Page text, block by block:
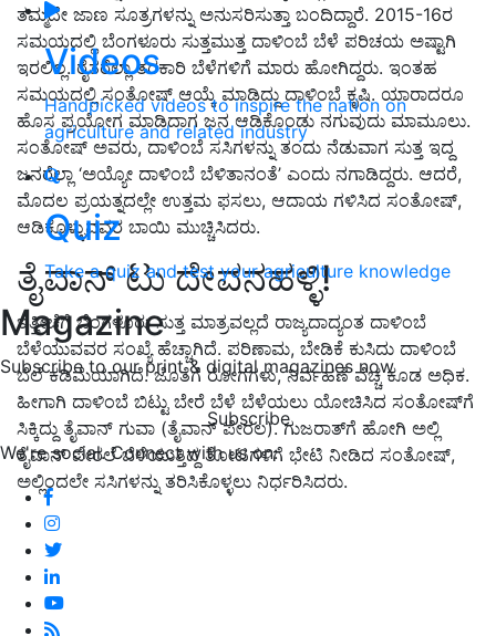
Videos
Handpicked videos to inspire the nation on
agriculture and related industry
Quiz
Take a quiz and test your agriculture knowledge
Magazine
Subscribe to our print & digital magazines now
Subscribe
We're social. Connect with us on:
ತಮ್ಮದೇ ಜಾಣ ಸೂತ್ರಗಳನ್ನು ಅನುಸರಿಸುತ್ತಾ ಬಂದಿದ್ದಾರೆ. 2015-16ರ
ಸಮಯದಲ್ಲಿ ಬೆಂಗಳೂರು ಸುತ್ತಮುತ್ತ ದಾಳಿಂಬೆ ಬೆಳೆ ಪರಿಚಯ ಅಷ್ಟಾಗಿ
ಇರಲಿಲ್ಲ. ರೈತರೆಲ್ಲಾ ತರಕಾರಿ ಬೆಳೆಗಳಿಗೆ ಮಾರು ಹೋಗಿದ್ದರು. ಇಂತಹ
ಸಮಯದಲ್ಲಿ ಸಂತೋಷ್ ಆಯ್ಕೆ ಮಾಡಿದ್ದು ದಾಳಿಂಬೆ ಕೃಷಿ. ಯಾರಾದರೂ
ಹೊಸ ಪ್ರಯೋಗ ಮಾಡಿದಾಗ ಜನ ಆಡಿಕೊಂಡು ನಗುವುದು ಮಾಮೂಲು.
ಸಂತೋಷ್ ಅವರು, ದಾಳಿಂಬೆ ಸಸಿಗಳನ್ನು ತಂದು ನೆಡುವಾಗ ಸುತ್ತ ಇದ್ದ
ಜನರೆಲ್ಲಾ ‘ಅಯ್ಯೋ ದಾಳಿಂಬೆ ಬೆಳಿತಾನಂತೆ’ ಎಂದು ನಗಾಡಿದ್ದರು. ಆದರೆ,
ಮೊದಲ ಪ್ರಯತ್ನದಲ್ಲೇ ಉತ್ತಮ ಫಸಲು, ಆದಾಯ ಗಳಿಸಿದ ಸಂತೋಷ್,
ಆಡಿಕೊಳ್ಳುವವರ ಬಾಯಿ ಮುಚ್ಚಿಸಿದರು.
ತೈವಾನ್ ಟು ದೇವನಹಳ್ಳಿ!
ಇತ್ತೀಚೆಗೆ ಬೆಂಗಳೂರು ಸುತ್ತ ಮಾತ್ರವಲ್ಲದೆ ರಾಜ್ಯದಾದ್ಯಂತ ದಾಳಿಂಬೆ
ಬೆಳೆಯುವವರ ಸಂಖ್ಯೆ ಹೆಚ್ಚಾಗಿದೆ. ಪರಿಣಾಮ, ಬೇಡಿಕೆ ಕುಸಿದು ದಾಳಿಂಬೆ
ಬೆಲೆ ಕಡಿಮೆಯಾಗಿದೆ. ಜೊತೆಗೆ ರೋಗಗಳು, ನಿರ್ವಹಣೆ ವೆಚ್ಚ ಕೂಡ ಅಧಿಕ.
ಹೀಗಾಗಿ ದಾಳಿಂಬೆ ಬಿಟ್ಟು ಬೇರೆ ಬೆಳೆ ಬೆಳೆಯಲು ಯೋಚಿಸಿದ ಸಂತೋಷ್‌ಗೆ
ಸಿಕ್ಕಿದ್ದು ತೈವಾನ್ ಗುವಾ (ತೈವಾನ್ ಪೇರಲ). ಗುಜರಾತ್‌ಗೆ ಹೋಗಿ ಅಲ್ಲಿ
ತೈವಾನ್ ಪೇರಲೆ ಬೆಳೆಯುತ್ತಿದ್ದ ತೋಟಗಳಿಗೆ ಭೇಟಿ ನೀಡಿದ ಸಂತೋಷ್,
ಅಲ್ಲಿಂದಲೇ ಸಸಿಗಳನ್ನು ತರಿಸಿಕೊಳ್ಳಲು ನಿರ್ಧರಿಸಿದರು.